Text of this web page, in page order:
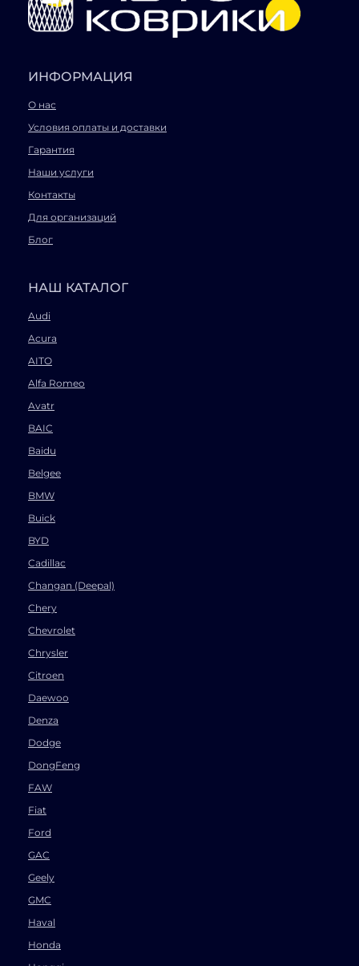
ИНФОРМАЦИЯ
О нас
Условия оплаты и доставки
Гарантия
Наши услуги
Контакты
Для организаций
Блог
НАШ КАТАЛОГ
Audi
Acura
AITO
Alfa Romeo
Avatr
BAIC
Baidu
Belgee
BMW
Buick
BYD
Cadillac
Changan (Deepal)
Chery
Chevrolet
Chrysler
Citroen
Daewoo
Denza
Dodge
DongFeng
FAW
Fiat
Ford
GAC
Geely
GMC
Haval
Honda